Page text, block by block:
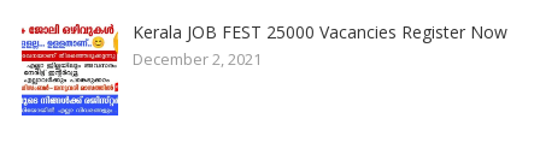
Kerala JOB FEST 25000 Vacancies Register Now
December 2, 2021